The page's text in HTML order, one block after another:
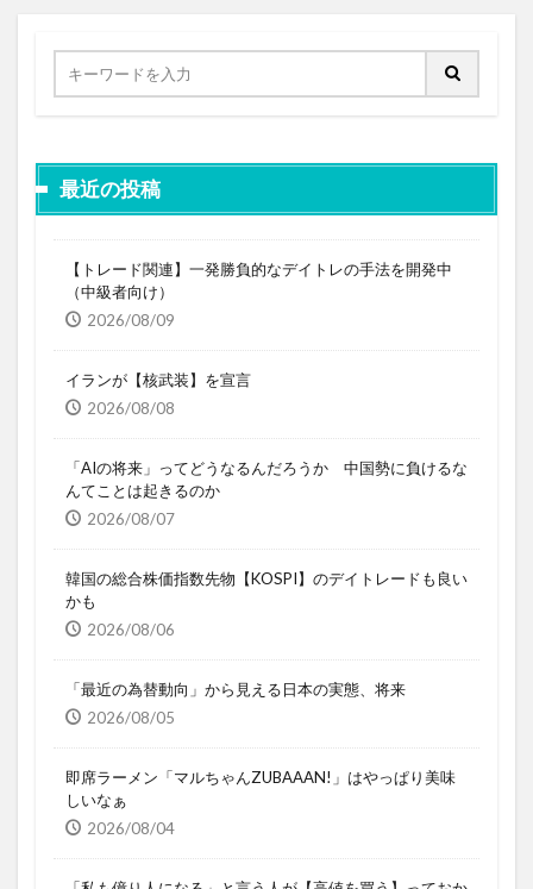
最近の投稿
【トレード関連】一発勝負的なデイトレの手法を開発中
（中級者向け）
2026/08/09
イランが【核武装】を宣言
2026/08/08
「AIの将来」ってどうなるんだろうか 中国勢に負けるな
んてことは起きるのか
2026/08/07
韓国の総合株価指数先物【KOSPI】のデイトレードも良い
かも
2026/08/06
「最近の為替動向」から見える日本の実態、将来
2026/08/05
即席ラーメン「マルちゃんZUBAAAN!」はやっぱり美味
しいなぁ
2026/08/04